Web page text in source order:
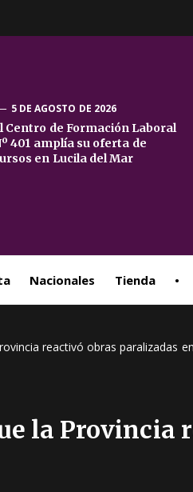
5 DE AGOSTO DE 2026
Centro de Formación Laboral
401 amplía su oferta de
en Lucila del Mar
Nacionales Tienda •
reactivó obras paralizadas
la Provincia